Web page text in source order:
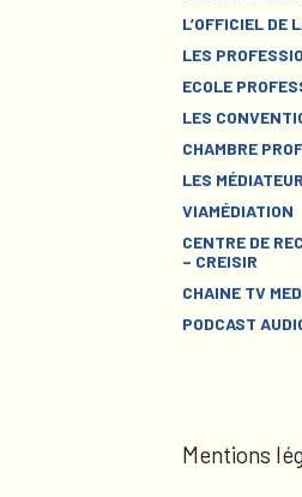
L’OFFICIEL DE
LES
ECOLE
LES
CHAMBRE
LES
VIAMÉDIATION
CENTRE DE
– CREISIR
CHAINE TV
PODCAST
Mentions